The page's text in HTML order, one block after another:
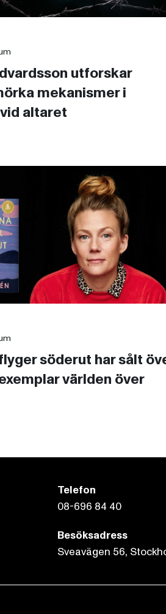
utforskar
mekanismer i
altaret
söderut har sålt
världen över
Telefon
08-696 84 40
Besöksadress
Sveavägen 56,